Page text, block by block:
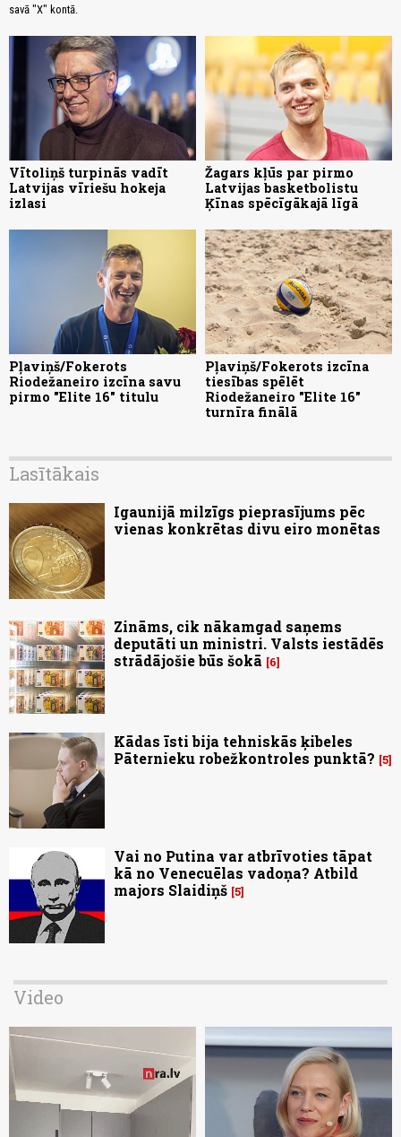
savā "X" kontā.
Vītoliņš turpinās vadīt
Latvijas vīriešu hokeja
izlasi
Žagars kļūs par pirmo
Latvijas basketbolistu
Ķīnas spēcīgākajā līgā
Pļaviņš/Fokerots
Riodežaneiro izcīna savu
pirmo "Elite 16" titulu
Pļaviņš/Fokerots izcīna
tiesības spēlēt
Riodežaneiro "Elite 16"
turnīra finālā
Lasītākais
Igaunijā milzīgs pieprasījums pēc
vienas konkrētas divu eiro monētas
Zināms, cik nākamgad saņems
deputāti un ministri. Valsts iestādēs
strādājošie būs šokā
6
Kādas īsti bija tehniskās ķibeles
Pāternieku robežkontroles punktā? 5
Vai no Putina var atbrīvoties tāpat
kā no Venecuēlas vadoņa? Atbild
majors Slaidiņš 5
Video